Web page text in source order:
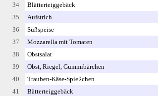
34
Blätterteiggebäck
35
Aufstrich
36
Süßspeise
37
Mozzarella mit Tomaten
38
Obstsalat
39
Obst, Riegel, Gummibärchen
40
Trauben-Käse-Spießchen
41
Bätterteiggebäck